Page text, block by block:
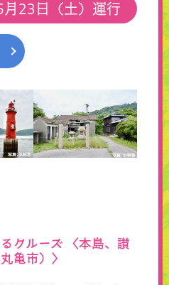
月23日（土）運行
クルーズ 〈本島、讃
亀市）〉